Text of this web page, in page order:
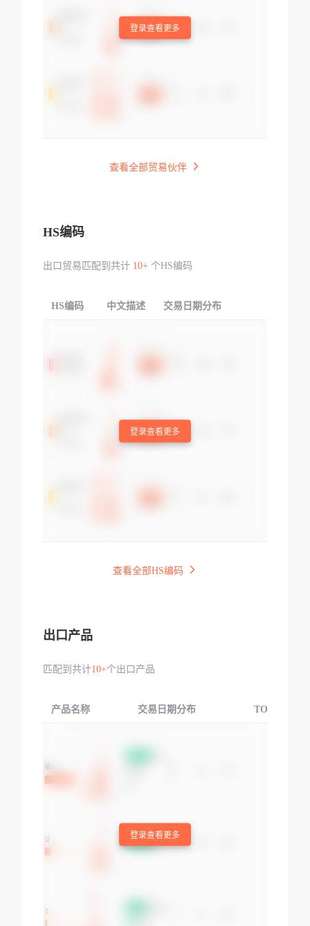
登录查看更多
查看全部贸易伙伴
HS编码
出口贸易匹配到共计 10+个HS编码
HS编码 中文描述 交易日期分布
登录查看更多
查看全部HS编码
出口产品
匹配到共计10+个出口产品
产品名称 交易日期分布 TOP3交易国
登录查看更多